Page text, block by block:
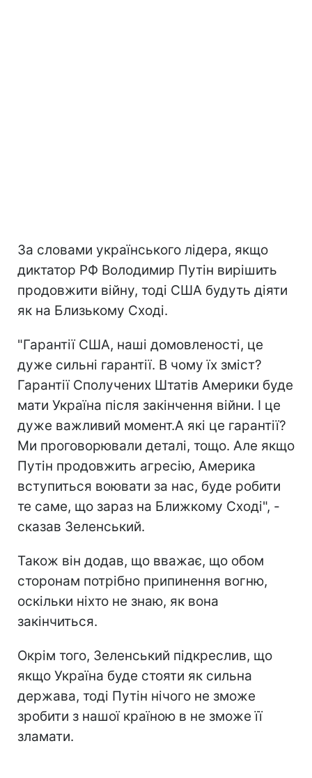
За словами українського лідера, якщо
диктатор РФ Володимир Путін вирішить
продовжити війну, тоді США будуть діяти
як на Близькому Сході.
"Гарантії США, наші домовленості, це
дуже сильні гарантії. В чому їх зміст?
Гарантії Сполучених Штатів Америки буде
мати Україна після закінчення війни. І це
дуже важливий момент.А які це гарантії?
Ми проговорювали деталі, тощо. Але якщо
Путін продовжить агресію, Америка
вступиться воювати за нас, буде робити
те саме, що зараз на Ближкому Сході", -
сказав Зеленський.
Також він додав, що вважає, що обом
сторонам потрібно припинення вогню,
оскільки ніхто не знаю, як вона
закінчиться.
Окрім того, Зеленський підкреслив, що
якщо Україна буде стояти як сильна
держава, тоді Путін нічого не зможе
зробити з нашої країною в не зможе її
зламати.